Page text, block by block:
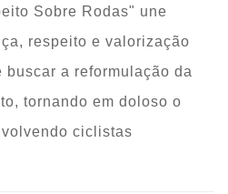
Sobre Rodas" une
respeito e valorização
a reformulação da
tornando em doloso o
ciclistas